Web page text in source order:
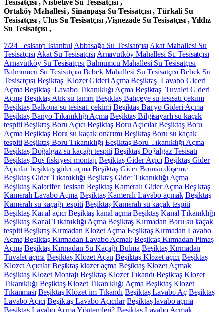
Tesisatçısı , Nisbetiye Su Tesisatçısı ,
Ortaköy Mahallesi , Sinanpaşa Su Tesisatçısı , Türkali Su
Tesisatçısı , Ulus Su Tesisatçısı ,Vişnezade Su Tesisatçısı , Yıldız
Su Tesisatçısı ,
7/24 Tesisatçı İstanbul Abbasağa Su Tesisatçısı Akat Mahallesi Su
Tesisatçısı Akat Su Tesisatçısı Arnavutköy Mahallesi Su Tesisatçısı
Arnavutköy Su Tesisatçısı Balmumcu Mahallesi Su Tesisatçısı
Balmumcu Su Tesisatçısı Bebek Mahallesi Su Tesisatçısı Bebek Su
Tesisatçısı Beşiktaş Klozet Gideri Açma Beşiktaş Lavabo Gideri
Açma Beşiktaş Lavabo Tıkanıklığı Açma Beşiktaş Tuvalet Gideri
Açma Beşiktaş Atık su tamiri Beşiktaş Bahçeye su tesisatı çekimi
Beşiktaş Balkona su tesisatı çekimi Beşiktaş Banyo Gideri Açma
Beşiktaş Banyo Tıkanıklığı Açma Beşiktaş Bilgisayarlı su kaçak
tespiti Beşiktaş Boru Açıcı Beşiktaş Boru Açıcılar Beşiktaş Boru
Açma Beşiktaş Boru su kaçak onarımı Beşiktaş Boru su kaçak
tespiti Beşiktaş Boru Tıkanıklığı Beşiktaş Boru Tıkanıklığı Açma
Beşiktaş Doğalgaz su kaçağı tespiti Beşiktaş Doğalgaz Tesisatı
Beşiktaş Duş fiskiyesi montajı Beşiktaş Gider Açıcı Beşiktaş Gider
Açıcılar beşiktaş gider açma Beşiktaş Gider Borusu döşeme
Beşiktaş Gider Tıkanıklığı Beşiktaş Gider Tıkanıklığı Açma
Beşiktaş Kalorifer Tesisatı Beşiktaş Kameralı Gider Açma Beşiktaş
Kameralı Lavabo Açma Beşiktaş Kameralı Lavabo açmak Beşiktaş
Kameralı su kaçağı tespiti Beşiktaş Kameralı su kaçak tespiti
Beşiktaş Kanal açıcı Beşiktaş kanal açma Beşiktaş Kanal Tıkanıklığı
Beşiktaş Kanal Tıkanıklığı Açma Beşiktaş Kırmadan Boru su kaçak
tespiti Beşiktaş Kırmadan Klozet Açma Beşiktaş Kırmadan Lavabo
Açma Beşiktaş Kırmadan Lavabo Açmak Beşiktaş Kırmadan Pimaş
Açma Beşiktaş Kırmadan Su Kaçağı Bulma Beşiktaş Kırmadan
Tuvalet açma Beşiktaş Klozet Açan Beşiktaş Klozet açıcı Beşiktaş
Klozet Açıcılar Beşiktaş klozet açma Beşiktaş Klozet Açmak
Beşiktaş Klozet Montajı Beşiktaş Klozet Tıkandı Beşiktaş Klozet
Tıkanıklığı Beşiktaş Klozet Tıkanıklığı Açma Beşiktaş Klozet
Tıkanması Beşiktaş Klozet’im Tıkandı Beşiktaş Lavabo Aç Beşiktaş
Lavabo Açıcı Beşiktaş Lavabo Açıcılar Beşiktaş lavabo açma
Beşiktaş Lavabo Açma Yöntemleri? Beşiktaş Lavabo Açmak